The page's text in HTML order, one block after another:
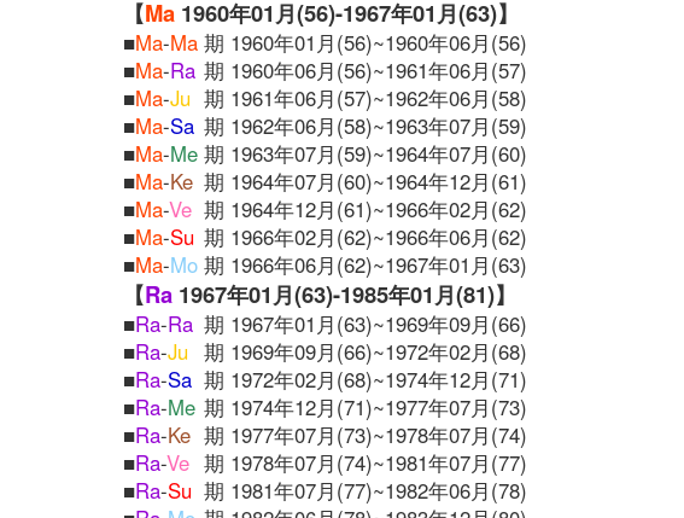
【Ma 1960年01月(56)-1967年01月(63)】
■Ma-Ma 期 1960年01月(56)~1960年06月(56)
■Ma-Ra 期 1960年06月(56)~1961年06月(57)
■Ma-Ju 期 1961年06月(57)~1962年06月(58)
■Ma-Sa 期 1962年06月(58)~1963年07月(59)
■Ma-Me 期 1963年07月(59)~1964年07月(60)
■Ma-Ke 期 1964年07月(60)~1964年12月(61)
■Ma-Ve 期 1964年12月(61)~1966年02月(62)
■Ma-Su 期 1966年02月(62)~1966年06月(62)
■Ma-Mo 期 1966年06月(62)~1967年01月(63)
【Ra 1967年01月(63)-1985年01月(81)】
■Ra-Ra 期 1967年01月(63)~1969年09月(66)
■Ra-Ju 期 1969年09月(66)~1972年02月(68)
■Ra-Sa 期 1972年02月(68)~1974年12月(71)
■Ra-Me 期 1974年12月(71)~1977年07月(73)
■Ra-Ke 期 1977年07月(73)~1978年07月(74)
■Ra-Ve 期 1978年07月(74)~1981年07月(77)
■Ra-Su 期 1981年07月(77)~1982年06月(78)